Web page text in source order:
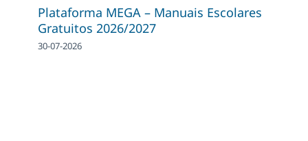
Plataforma MEGA – Manuais Escolares
Gratuitos 2026/2027
30-07-2026